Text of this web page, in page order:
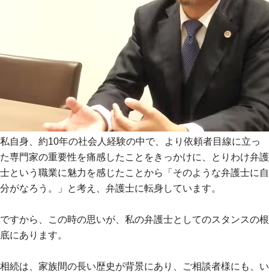
私自身、約10年の社会人経験の中で、より依頼者目線に立っ
た専門家の重要性を痛感したことをきっかけに、とりわけ弁護
士という職業に魅力を感じたことから「そのような弁護士に自
分がなろう。」と考え、弁護士に転身しています。
ですから、この時の思いが、私の弁護士としてのスタンスの根
底にあります。
相続は、家族間の長い歴史が背景にあり、ご相談者様にも、い